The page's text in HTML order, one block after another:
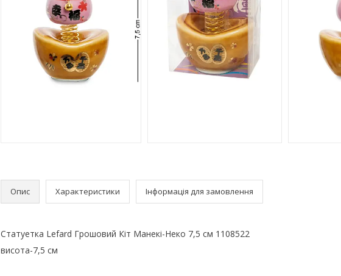
Опис Характеристики Інформація для замовлення
Статуетка Lefard Грошовий Кіт Манекі-Неко 7,5 см 1108522
висота-7,5 см